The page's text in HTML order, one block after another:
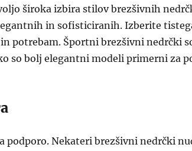
široka izbira stilov brezšivnih
in sofisticiranih. Izberite
potrebam. Športni brezšivni nedrčki
so bolj elegantni modeli primerni za
podporo. Nekateri brezšivni nedrčki